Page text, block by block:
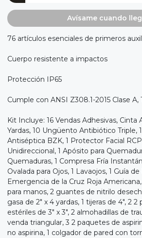
Avísame cuando
76 artículos esenciales de primeros
Cuerpo resistente a impactos
Protección IP65
Cumple con ANSI Z308.1-2015 Clase A,
Kit Incluye: 16 Vendas Adhesivas, Cinta
Yardas, 10 Ungüento Antibiótico Triple,
Antiséptica BZK, 1 Protector Facial
Unidireccional, 1 Apósito para
Quemaduras, 1 Compresa Fría
Ovalada para Ojos, 1 Lavaojos, 1 Guía
Emergencia de la Cruz Roja
para manos, 2 guantes de nitrilo
gasa de 2" x 4 yardas, 1 tijeras de 4", 2
estériles de 3" x 3", 2 almohadillas de
venda triangular, 3 2 paquetes de
no aspirina, 1 colgador de pared con